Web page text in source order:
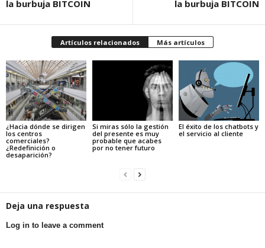
la burbuja BITCOIN
la burbuja BITCOIN
Artículos relacionados Más artículos
¿Hacia dónde se dirigen
los centros
comerciales?
¿Redefinición o
desaparición?
Si miras sólo la gestión
del presente es muy
probable que acabes
por no tener futuro
El éxito de los chatbots y
el servicio al cliente
Deja una respuesta
Log in to leave a comment